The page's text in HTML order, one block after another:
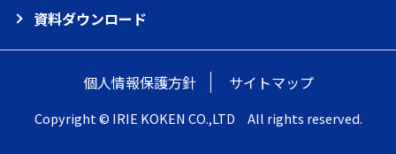
資料ダウンロード
個人情報保護方針 サイトマップ
Copyright © IRIE KOKEN CO.,LTD All rights reserved.